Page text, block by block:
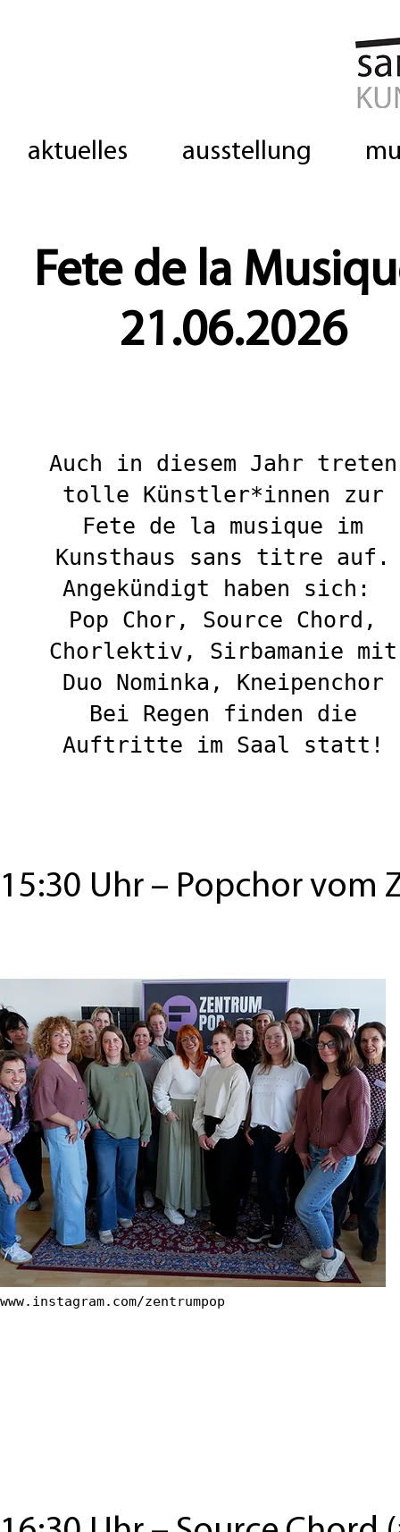
aktuelles ausstellung
Fete de la
21.06.2026
Auch in diesem Jahr treten
tolle Künstler*innen zur
Fete de la musique im
Kunsthaus sans titre auf.
Angekündigt haben sich:
Pop Chor, Source Chord,
Chorlektiv, Sirbamanie mit
Duo Nominka, Kneipenchor
Bei Regen finden die
Auftritte im Saal statt!
15:30 Uhr – Popchor
www.instagram.com/zentrumpop